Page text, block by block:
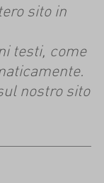
sito in
testi, come
nostro sito